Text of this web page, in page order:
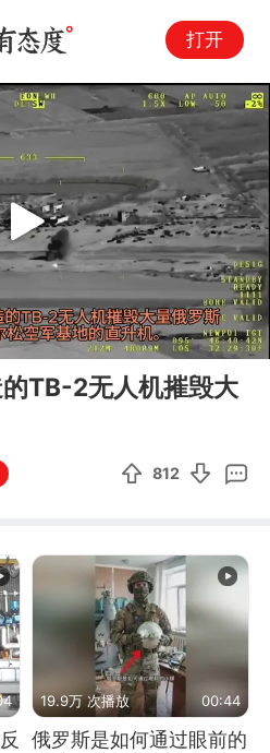
打开
00:43
Play
TB-2无人机摧毁大
812
19.9万 次播放 00:44
俄罗斯是如何通过眼前的